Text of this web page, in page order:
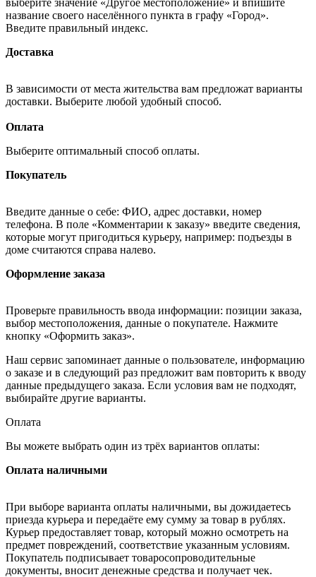
название своего населённого пункта в графу «Город».
Введите правильный индекс.
Доставка
В зависимости от места жительства вам предложат варианты
доставки. Выберите любой удобный способ.
Оплата
Выберите оптимальный способ оплаты.
Покупатель
Введите данные о себе: ФИО, адрес доставки, номер
телефона. В поле «Комментарии к заказу» введите сведения,
которые могут пригодиться курьеру, например: подъезды в
доме считаются справа налево.
Оформление заказа
Проверьте правильность ввода информации: позиции заказа,
выбор местоположения, данные о покупателе. Нажмите
кнопку «Оформить заказ».
Наш сервис запоминает данные о пользователе, информацию
о заказе и в следующий раз предложит вам повторить к вводу
данные предыдущего заказа. Если условия вам не подходят,
выбирайте другие варианты.
Оплата
Вы можете выбрать один из трёх вариантов оплаты:
Оплата наличными
При выборе варианта оплаты наличными, вы дожидаетесь
приезда курьера и передаёте ему сумму за товар в рублях.
Курьер предоставляет товар, который можно осмотреть на
предмет повреждений, соответствие указанным условиям.
Покупатель подписывает товаросопроводительные
документы, вносит денежные средства и получает чек.